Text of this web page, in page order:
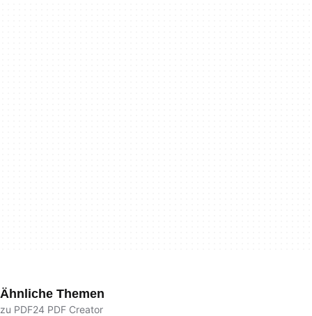
Ähnliche Themen
zu PDF24 PDF Creator